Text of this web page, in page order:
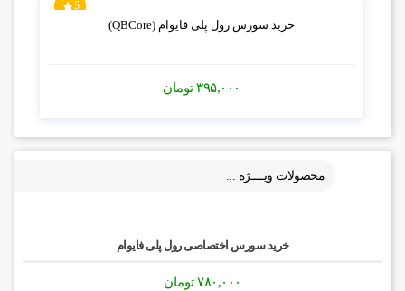
5
خرید سورس رول پلی فایوام (QBCore)
۳۹۵,۰۰۰ تومان
محصولات ویــــژه ...
خرید سورس اختصاصی رول پلی فایوام
۷۸۰,۰۰۰ تومان